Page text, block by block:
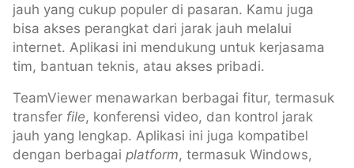
jauh yang cukup populer di pasaran. Kamu juga
bisa akses perangkat dari jarak jauh melalui
internet. Aplikasi ini mendukung untuk kerjasama
tim, bantuan teknis, atau akses pribadi.
TeamViewer menawarkan berbagai fitur, termasuk
transfer file, konferensi video, dan kontrol jarak
jauh yang lengkap. Aplikasi ini juga kompatibel
dengan berbagai platform, termasuk Windows,